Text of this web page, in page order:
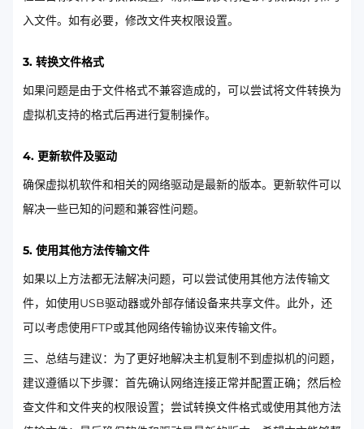
入文件。如有必要，修改文件夹权限设置。
3. 转换文件格式
如果问题是由于文件格式不兼容造成的，可以尝试将文件转换为
虚拟机支持的格式后再进行复制操作。
4. 更新软件及驱动
确保虚拟机软件和相关的网络驱动是最新的版本。更新软件可以
解决一些已知的问题和兼容性问题。
5. 使用其他方法传输文件
如果以上方法都无法解决问题，可以尝试使用其他方法传输文
件，如使用USB驱动器或外部存储设备来共享文件。此外，还
可以考虑使用FTP或其他网络传输协议来传输文件。
三、总结与建议：为了更好地解决主机复制不到虚拟机的问题，
建议遵循以下步骤：首先确认网络连接正常并配置正确；然后检
查文件和文件夹的权限设置；尝试转换文件格式或使用其他方法